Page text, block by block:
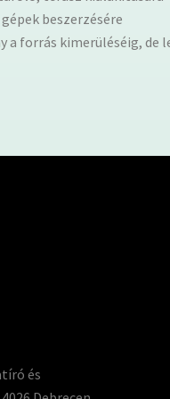
beszerzésére
a forrás kimerüléséig, de
és